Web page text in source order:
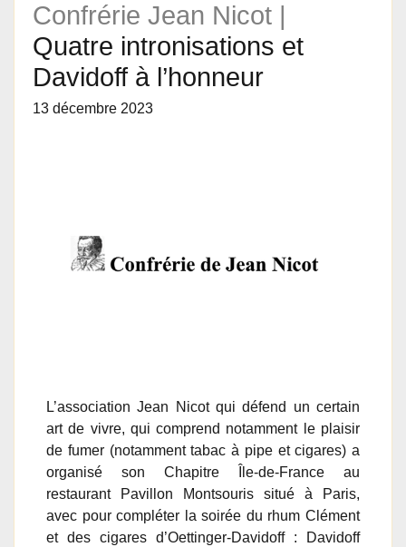
Confrérie Jean Nicot |
Quatre intronisations et
Davidoff à l’honneur
13 décembre 2023
L’association Jean Nicot qui défend un certain
art de vivre, qui comprend notamment le plaisir
de fumer (notamment tabac à pipe et cigares) a
organisé son Chapitre Île-de-France au
restaurant Pavillon Montsouris situé à Paris,
avec pour compléter la soirée du rhum Clément
et des cigares d’Oettinger-Davidoff : Davidoff